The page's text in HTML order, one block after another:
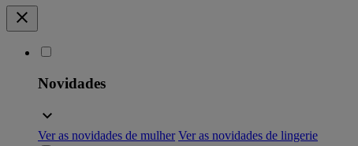
Novidades
Ver as novidades de mulher Ver as novidades de lingerie